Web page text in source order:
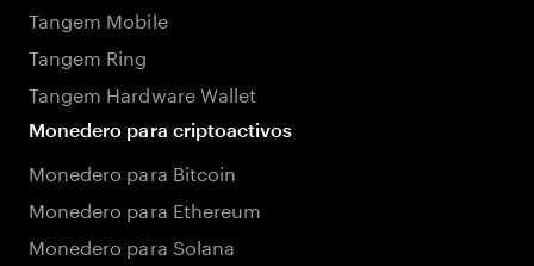
Tangem Mobile
Tangem Ring
Tangem Hardware Wallet
Monedero para criptoactivos
Monedero para Bitcoin
Monedero para Ethereum
Monedero para Solana